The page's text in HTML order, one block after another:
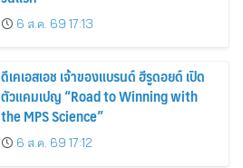
6 ส.ค. 69 17:13
ดีเคเอสเอช เจ้าของแบรนด์ ฮีรูดอยด์ เปิด
ตัวแคมเปญ “Road to Winning with
the MPS Science”
6 ส.ค. 69 17:12